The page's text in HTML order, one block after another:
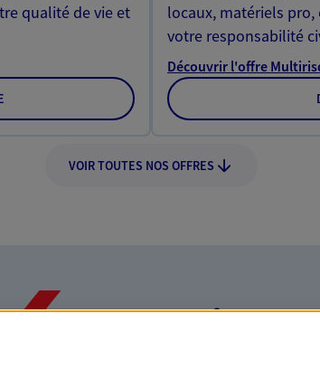
qualité de vie et
locaux, matériels
votre responsabilité
Découvrir l'offre
VOIR TOUTES NOS OFFRES
Nos expertises